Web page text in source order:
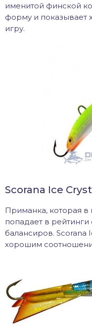
именитой финской
форму и показывает
игру.
Scorana Ice
Приманка, которая
попадает в
балансиров. Scorana
хорошим